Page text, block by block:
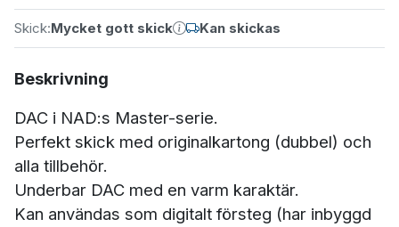
Skick:Mycket gott skick Kan skickas
Beskrivning
DAC i NAD:s Master-serie.
Perfekt skick med originalkartong (dubbel) och
alla tillbehör.
Underbar DAC med en varm karaktär.
Kan användas som digitalt försteg (har inbyggd